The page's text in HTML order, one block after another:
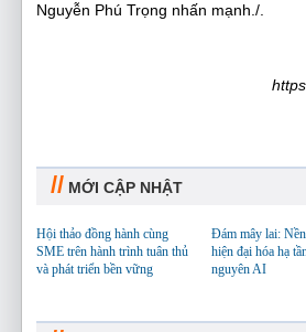
Nguyễn Phú Trọng nhấn mạnh./.
// MỚI CẬP NHẬT
Hội thảo đồng hành cùng
SME trên hành trình tuân thủ
và phát triển bền vững
Đám mây lai:
hiện đại hóa hạ
nguyên AI